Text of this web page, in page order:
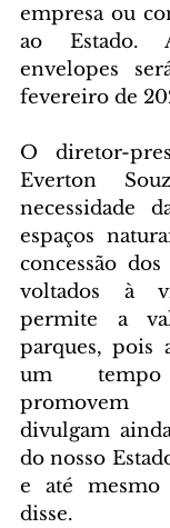
empresa ou
ao Estado.
envelopes
fevereiro de
O diretor-
Everton
necessidade
espaços
concessão
voltados à
permite a
parques, pois
um tempo
divulgam
do nosso
e até mesmo
disse.